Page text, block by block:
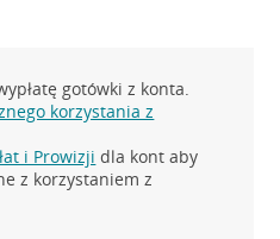
gotówki z konta.
korzystania z
i Prowizji dla kont aby
z korzystaniem z